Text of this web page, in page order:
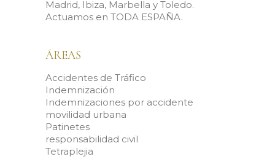
Madrid, Ibiza, Marbella y Toledo.
Actuamos en TODA ESPAÑA.
ÁREAS
Accidentes de Tráfico
Indemnización
Indemnizaciones por accidente
movilidad urbana
Patinetes
responsabilidad civil
Tetraplejia